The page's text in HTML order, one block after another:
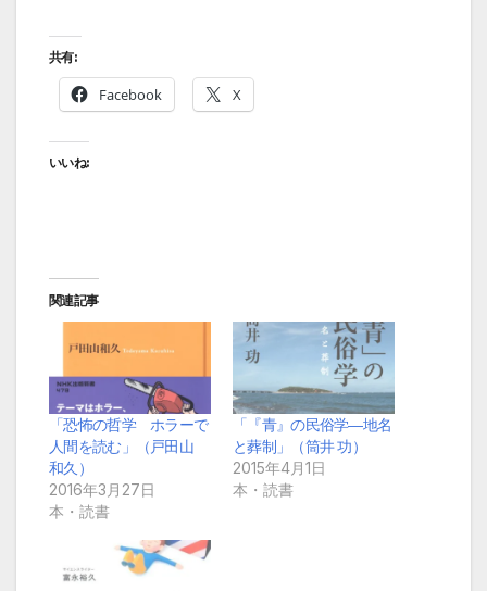
共有:
Facebook X
いいね:
関連記事
「恐怖の哲学 ホラーで
人間を読む」（戸田山
和久）
2016年3月27日
本・読書
「『青』の民俗学―地名
と葬制」（筒井 功）
2015年4月1日
本・読書